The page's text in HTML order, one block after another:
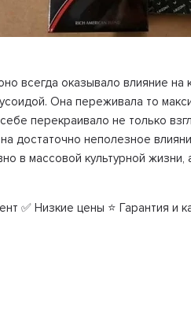
всегда оказывало влияние на
Она переживала то
перекраивало не только
достаточно неполезное
в массовой культурной жизни,
✅ Низкие цены ⭐ Гарантия и